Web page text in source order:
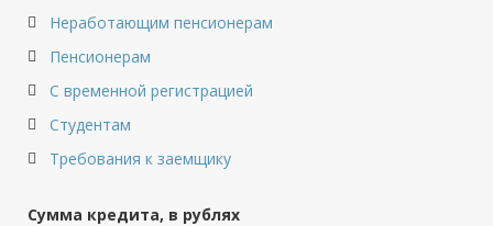
Неработающим пенсионерам
Пенсионерам
С временной регистрацией
Студентам
Требования к заемщику
Сумма кредита, в рублях